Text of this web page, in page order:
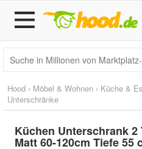
Hood › Möbel & Wohnen › Küche &
Unterschränke
Küchen Unterschrank
Matt 60-120cm Tiefe 55